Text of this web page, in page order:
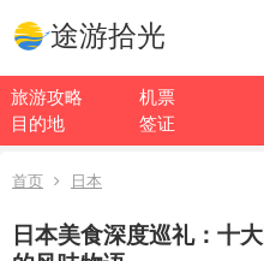
途游拾光
旅游攻略 机票
目的地
签证
首页 日本
日本美食深度巡礼：十